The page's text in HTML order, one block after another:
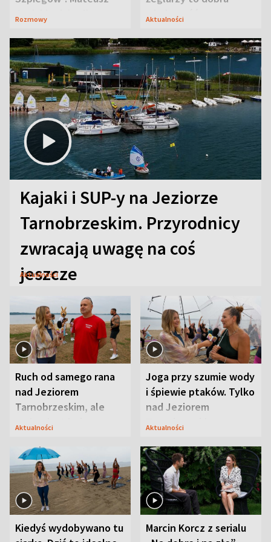
Janicki odsłonił
Rozmowy
wiadomość
Aktualności
Kajaki i SUP-y na Jeziorze
Tarnobrzeskim. Przyrodnicy
zwracają uwagę na coś
jeszcze
Aktualności
Ruch od samego rana
nad Jeziorem
Tarnobrzeskim, ale
ważna jest jedna
Aktualności
Joga przy szumie wody
i śpiewie ptaków. Tylko
nad Jeziorem
Tarnobrzeskim
Aktualności
Kiedyś wydobywano tu
Marcin Korcz z serialu